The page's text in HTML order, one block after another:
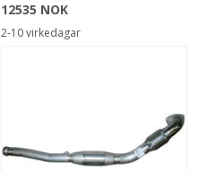
12535 NOK
2-10 virkedagar